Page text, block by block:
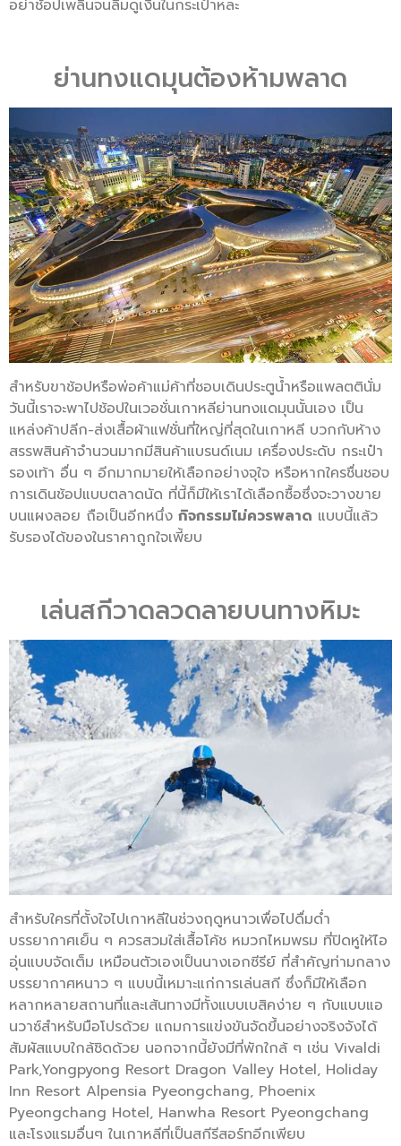
อย่าช้อปเพลินจนลืมดูเงินในกระเป๋าหละ
ย่านทงแดมุนต้องห้ามพลาด
สำหรับขาช้อปหรือพ่อค้าแม่ค้าที่ชอบเดินประตูน้ำหรือแพลตตินั่ม
วันนี้เราจะพาไปช้อปในเวอชั่นเกาหลีย่านทงแดมุนนั้นเอง เป็น
แหล่งค้าปลีก-ส่งเสื้อผ้าแฟชั่นที่ใหญ่ที่สุดในเกาหลี บวกกับห้าง
สรรพสินค้าจำนวนมากมีสินค้าแบรนด์เนม เครื่องประดับ กระเป๋า
รองเท้า อื่น ๆ อีกมากมายให้เลือกอย่างจุใจ หรือหากใครชื่นชอบ
การเดินช้อปแบบตลาดนัด ที่นี้ก็มีให้เราได้เลือกซื้อซึ่งจะวางขาย
บนแผงลอย ถือเป็นอีกหนึ่ง กิจกรรมไม่ควรพลาด แบบนี้แล้ว
รับรองได้ของในราคาถูกใจเพี้ยบ
เล่นสกีวาดลวดลายบนทางหิมะ
สำหรับใครที่ตั้งใจไปเกาหลีในช่วงฤดูหนาวเพื่อไปดื่มด่ำ
บรรยากาศเย็น ๆ ควรสวมใส่เสื้อโค้ช หมวกไหมพรม ที่ปิดหูให้ไอ
อุ่นแบบจัดเต็ม เหมือนตัวเองเป็นนางเอกซีรีย์ ที่สำคัญท่ามกลาง
บรรยากาศหนาว ๆ แบบนี้เหมาะแก่การเล่นสกี ซึ่งก็มีให้เลือก
หลากหลายสถานที่และเส้นทางมีทั้งแบบเบสิคง่าย ๆ กับแบบแอ
นวาซ์สำหรับมือโปรด้วย แถมการแข่งขันจัดขึ้นอย่างจริงจังได้
สัมผัสแบบใกล้ชิดด้วย นอกจากนี้ยังมีที่พักใกล้ ๆ เช่น Vivaldi
Park,Yongpyong Resort Dragon Valley Hotel, Holiday
Inn Resort Alpensia Pyeongchang, Phoenix
Pyeongchang Hotel, Hanwha Resort Pyeongchang
และโรงแรมอื่นๆ ในเกาหลีที่เป็นสกีรีสอร์ทอีกเพียบ